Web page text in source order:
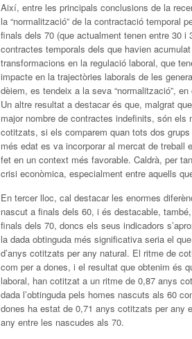
Així, entre les principals conclusions de la
la “normalització” de la contractació temporal
finals dels 70 (que actualment tenen entre 30
contractes temporals dels que havien
transformacions en la regulació laboral, que
impacte en la trajectòries laborals de les
dèiem, es tendeix a la seva “normalització”,
Un altre resultat a destacar és que, malgrat
major nombre de contractes indefinits, són els
cotitzats, si els comparem quan tots dos
més edat es va incorporar al mercat de
fet en un context més favorable. Caldrà, per
crisi econòmica, especialment entre aquells
En tercer lloc, cal destacar les enormes
nascut a finals dels 60, i és destacable,
finals dels 70, doncs els seus indicadors
la dada obtinguda més significativa seria el
d’anys cotitzats per any natural. El ritme de
com per a dones, i el resultat que obtenim és
laboral, han cotitzat a un ritme de 0,87 anys
dada l’obtinguda pels homes nascuts als 60
dones ha estat de 0,71 anys cotitzats per any
any entre les nascudes als 70.